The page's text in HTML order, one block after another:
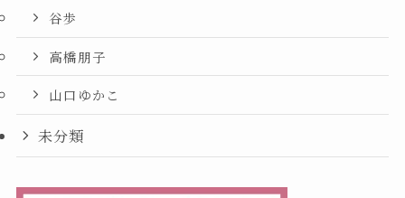
谷歩
高橋朋子
山口ゆかこ
未分類